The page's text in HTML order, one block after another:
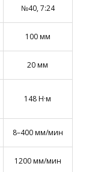
№40, 7:24
100 мм
20 мм
148 Н·м
8–400 мм/мин
1200 мм/мин